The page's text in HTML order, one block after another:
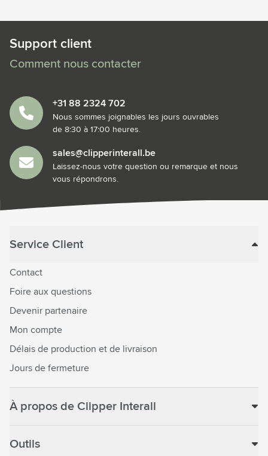
Support client
Comment nous contacter
+31 88 2324 702
Nous sommes joignables les jours ouvrables
de 8:30 à 17:00 heures.
sales@clipperinterall.be
Laissez-nous votre question ou remarque et nous
vous répondrons.
Service Client
Contact
Foire aux questions
Devenir partenaire
Mon compte
Délais de production et de livraison
Jours de fermeture
À propos de Clipper Interall
Outils